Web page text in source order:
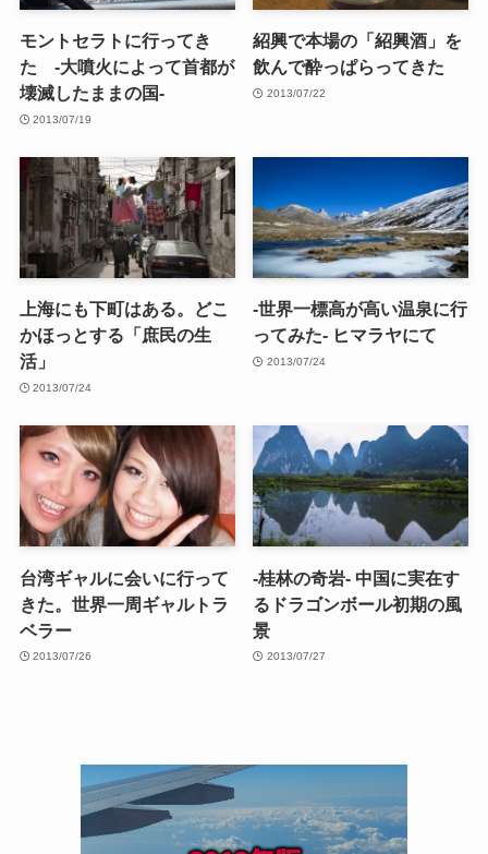
モントセラトに行ってき
た -大噴火によって首都が
壊滅したままの国-
2013/07/19
紹興で本場の「紹興酒」を
飲んで酔っぱらってきた
2013/07/22
上海にも下町はある。どこ
かほっとする「庶民の生
活」
2013/07/24
-世界一標高が高い温泉に行
ってみた- ヒマラヤにて
2013/07/24
台湾ギャルに会いに行って
きた。世界一周ギャルトラ
ベラー
2013/07/26
-桂林の奇岩- 中国に実在す
るドラゴンボール初期の風
景
2013/07/27